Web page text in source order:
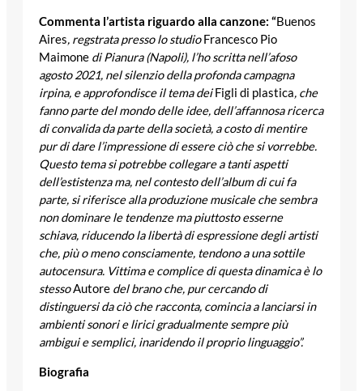
Commenta l’artista riguardo alla canzone: “Buenos
Aires, regstrata presso lo studioFrancesco Pio
Maimone di Pianura (Napoli), l’ho scritta nell’afoso
agosto 2021, nel silenzio della profonda campagna
irpina, e approfondisce il tema deiFigli di plastica, che
fanno parte del mondo delle idee, dell’affannosa ricerca
di convalida da parte della società, a costo di mentire
pur di dare l’impressione di essere ciò che si vorrebbe.
Questo tema si potrebbe collegare a tanti aspetti
dell’estistenza ma, nel contesto dell’album di cui fa
parte, si riferisce alla produzione musicale che sembra
non dominare le tendenze ma piuttosto esserne
schiava, riducendo la libertà di espressione degli artisti
che, più o meno consciamente, tendono a una sottile
autocensura. Vittima e complice di questa dinamica è lo
stessoAutore del brano che, pur cercando di
distinguersi da ciò che racconta, comincia a lanciarsi in
ambienti sonori e lirici gradualmente sempre più
ambigui e semplici, inaridendo il proprio linguaggio”.
Biografia